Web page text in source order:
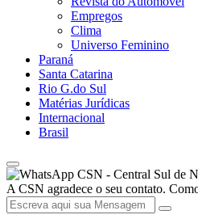
Empregos
Clima
Universo Feminino
Paraná
Santa Catarina
Rio G.do Sul
Matérias Jurídicas
Internacional
Brasil
CSN - Central Sul de
A CSN agradece o seu contato.